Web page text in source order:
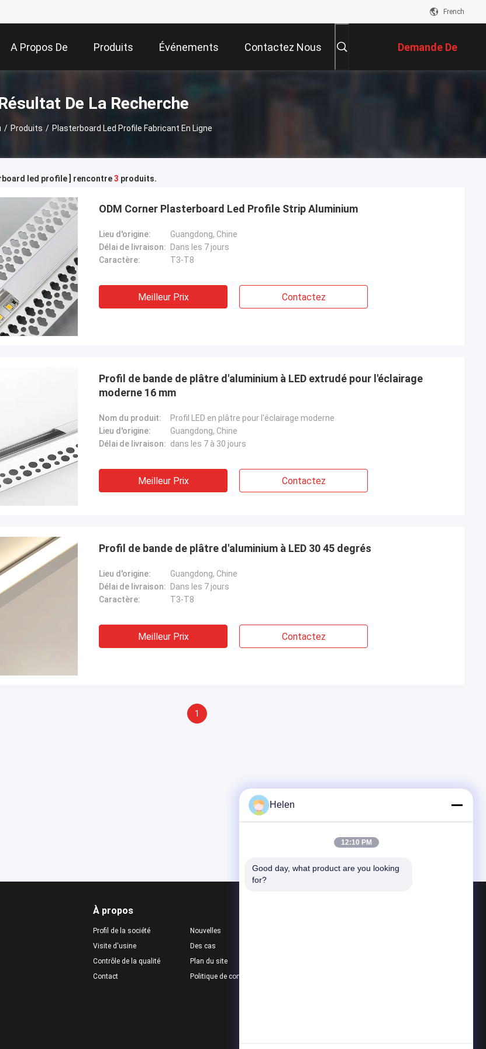
French
A Propos De
Nous
Produits Événements Contactez Nous Demande De
Soumission
De La Recherche
/ Produits / Plasterboard Led Profile Fabricant En Ligne
led profile ] rencontre3 produits.
ODM Corner Plasterboard Led Profile Strip Aluminium
Lieu d'origine:
Guangdong, Chine
Délai de livraison:
Dans les 7 jours
Caractère:
T3-T8
Meilleur Prix Contactez
Profil de bande de plâtre d'aluminium à LED extrudé pour l'éclairage
moderne 16 mm
Nom du produit:
Profil LED en plâtre pour l'éclairage moderne
Lieu d'origine:
Guangdong, Chine
Délai de livraison: dans les 7 à 30 jours
Meilleur Prix Contactez
Profil de bande de plâtre d'aluminium à LED 30 45 degrés
Lieu d'origine:
Guangdong, Chine
Délai de livraison:
Dans les 7 jours
Caractère:
T3-T8
Meilleur Prix Contactez
1
À propos
Profil de la société
Visite d'usine
Contrôle de la qualité
Contact
Nouvelles
Des cas
Plan du site
Politique de confidentialité
Helen
12:10 PM
Good day, what product are you looking
for?